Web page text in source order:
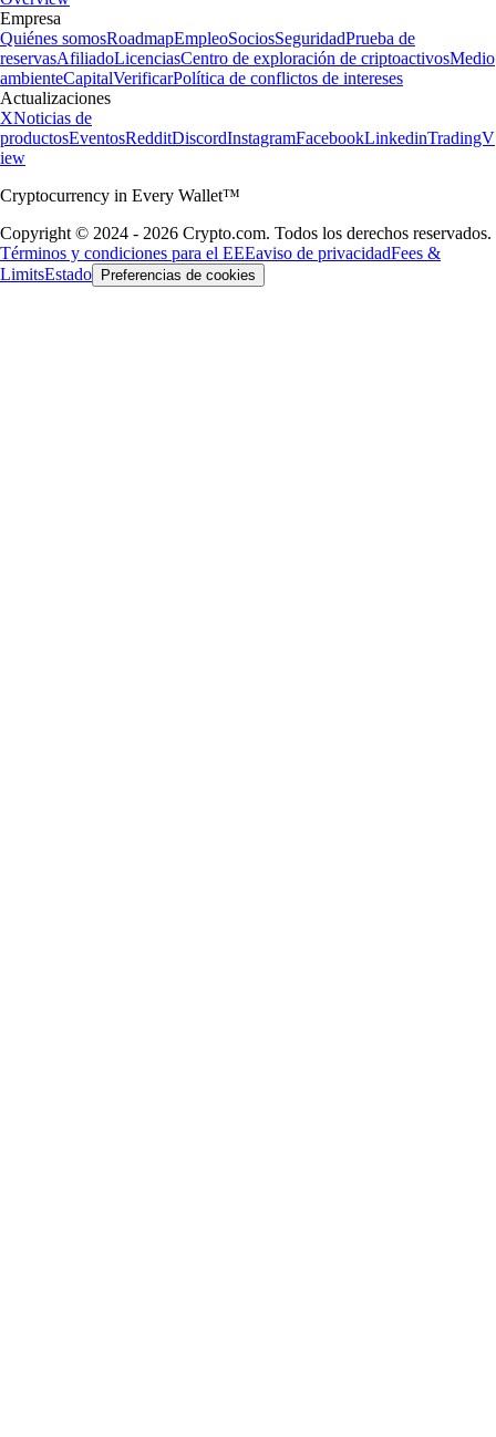
Empresa
Quiénes somosRoadmapEmpleoSociosSeguridadPrueba de
reservasAfiliadoLicenciasCentro de exploración de criptoactivosMedio
ambienteCapitalVerificarPolítica de conflictos de intereses
Actualizaciones
XNoticias de
productosEventosRedditDiscordInstagramFacebookLinkedinTradingV
iew
Cryptocurrency in Every Wallet™
Copyright © 2024 - 2026 Crypto.com. Todos los derechos reservados.
Términos y condiciones para el EEEaviso de privacidadFees &
LimitsEstado Preferencias de cookies